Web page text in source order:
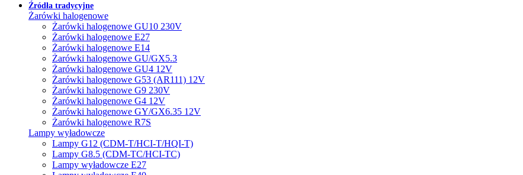
Źródła tradycyjne
Żarówki halogenowe
Żarówki halogenowe GU10 230V
Żarówki halogenowe E27
Żarówki halogenowe E14
Żarówki halogenowe GU/GX5.3
Żarówki halogenowe GU4 12V
Żarówki halogenowe G53 (AR111) 12V
Żarówki halogenowe G9 230V
Żarówki halogenowe G4 12V
Żarówki halogenowe GY/GX6.35 12V
Żarówki halogenowe R7S
Lampy wyładowcze
Lampy G12 (CDM-T/HCI-T/HQI-T)
Lampy G8.5 (CDM-TC/HCI-TC)
Lampy wyładowcze E27